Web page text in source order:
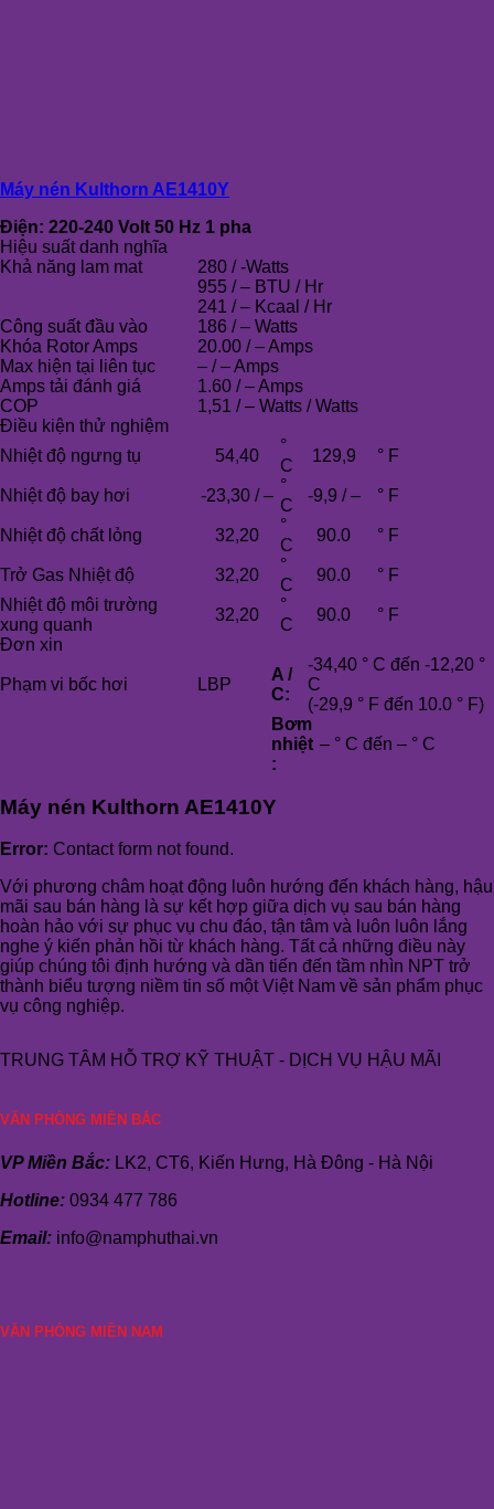
Máy nén Kulthorn AE1410Y
Điện: 220-240 Volt 50 Hz 1 pha
Hiệu suất danh nghĩa
Khả năng lam mat
280 / -Watts
955 / – BTU / Hr
241 / – Kcaal / Hr
Công suất đầu vào
186 / – Watts
Khóa Rotor Amps
20.00 / – Amps
Max hiện tại liên tục
– / – Amps
Amps tải đánh giá
1.60 / – Amps
COP
1,51 / – Watts / Watts
Điều kiện thử nghiệm
Nhiệt độ ngưng tụ
54,40
°
C
129,9 ° F
Nhiệt độ bay hơi -23,30 / –
°
C
-9,9 / – ° F
Nhiệt độ chất lỏng 32,20
°
C
90.0 ° F
Trở Gas Nhiệt độ 32,20
°
C
90.0
° F
Nhiệt độ môi trường
xung quanh
32,20
°
C
90.0
° F
Đơn xin
Phạm vi bốc hơi LBP
A /
C:
-34,40 ° C đến -12,20 °
C
(-29,9 ° F đến 10.0 ° F)
Bơm
nhiệt
:
– ° C đến – ° C
Máy nén Kulthorn AE1410Y
Error: Contact form not found.
Với phương châm hoạt động luôn hướng đến khách hàng, hậu
mãi sau bán hàng là sự kết hợp giữa dịch vụ sau bán hàng
hoàn hảo với sự phục vụ chu đáo, tận tâm và luôn luôn lắng
nghe ý kiến phản hồi từ khách hàng. Tất cả những điều này
giúp chúng tôi định hướng và dần tiến đến tầm nhìn NPT trở
thành biểu tượng niềm tin số một Việt Nam về sản phẩm phục
vụ công nghiệp.
TRUNG TÂM HỖ TRỢ KỸ THUẬT - DỊCH VỤ HẬU MÃI
VĂN PHÒNG MIỀN BẮC
VP Miền Bắc: LK2, CT6, Kiến Hưng, Hà Đông - Hà Nội
Hotline: 0934 477 786
Email: info@namphuthai.vn
VĂN PHÒNG MIỀN NAM